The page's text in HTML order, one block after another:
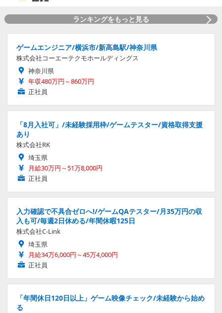
ランキングをもっと見る
ゲームエンジニア/横浜市/新高島駅/神奈川県
株式会社コーエーテクモホールディングス
神奈川県
年収480万円～860万円
正社員
「8月入社可」/未経験採用枠/ゲームテスター/資格取得支援
あり
株式会社RK
埼玉県
月給30万円～51万8,000円
正社員
入力確認で不具合ゼロへ!/ゲームQAテスター/月35万円の収
入も可/毎週2日休める/年間休暇125日
株式会社C-Link
埼玉県
月給34万6,000円～45万4,000円
正社員
「年間休日120日以上」ゲーム映像チェック/未経験から始め
る